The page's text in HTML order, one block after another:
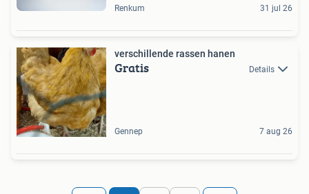
Renkum 31 jul 26
verschillende rassen hanen
Gratis Details
Gennep 7 aug 26